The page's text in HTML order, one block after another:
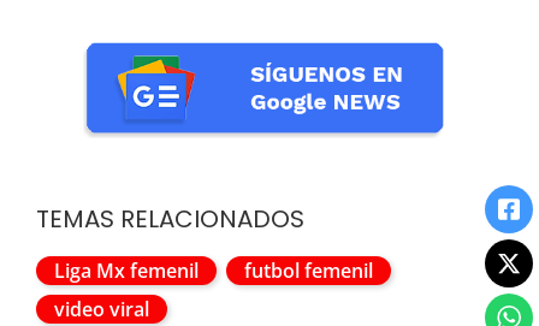
TEMAS RELACIONADOS
Liga Mx femenil
futbol femenil
video viral